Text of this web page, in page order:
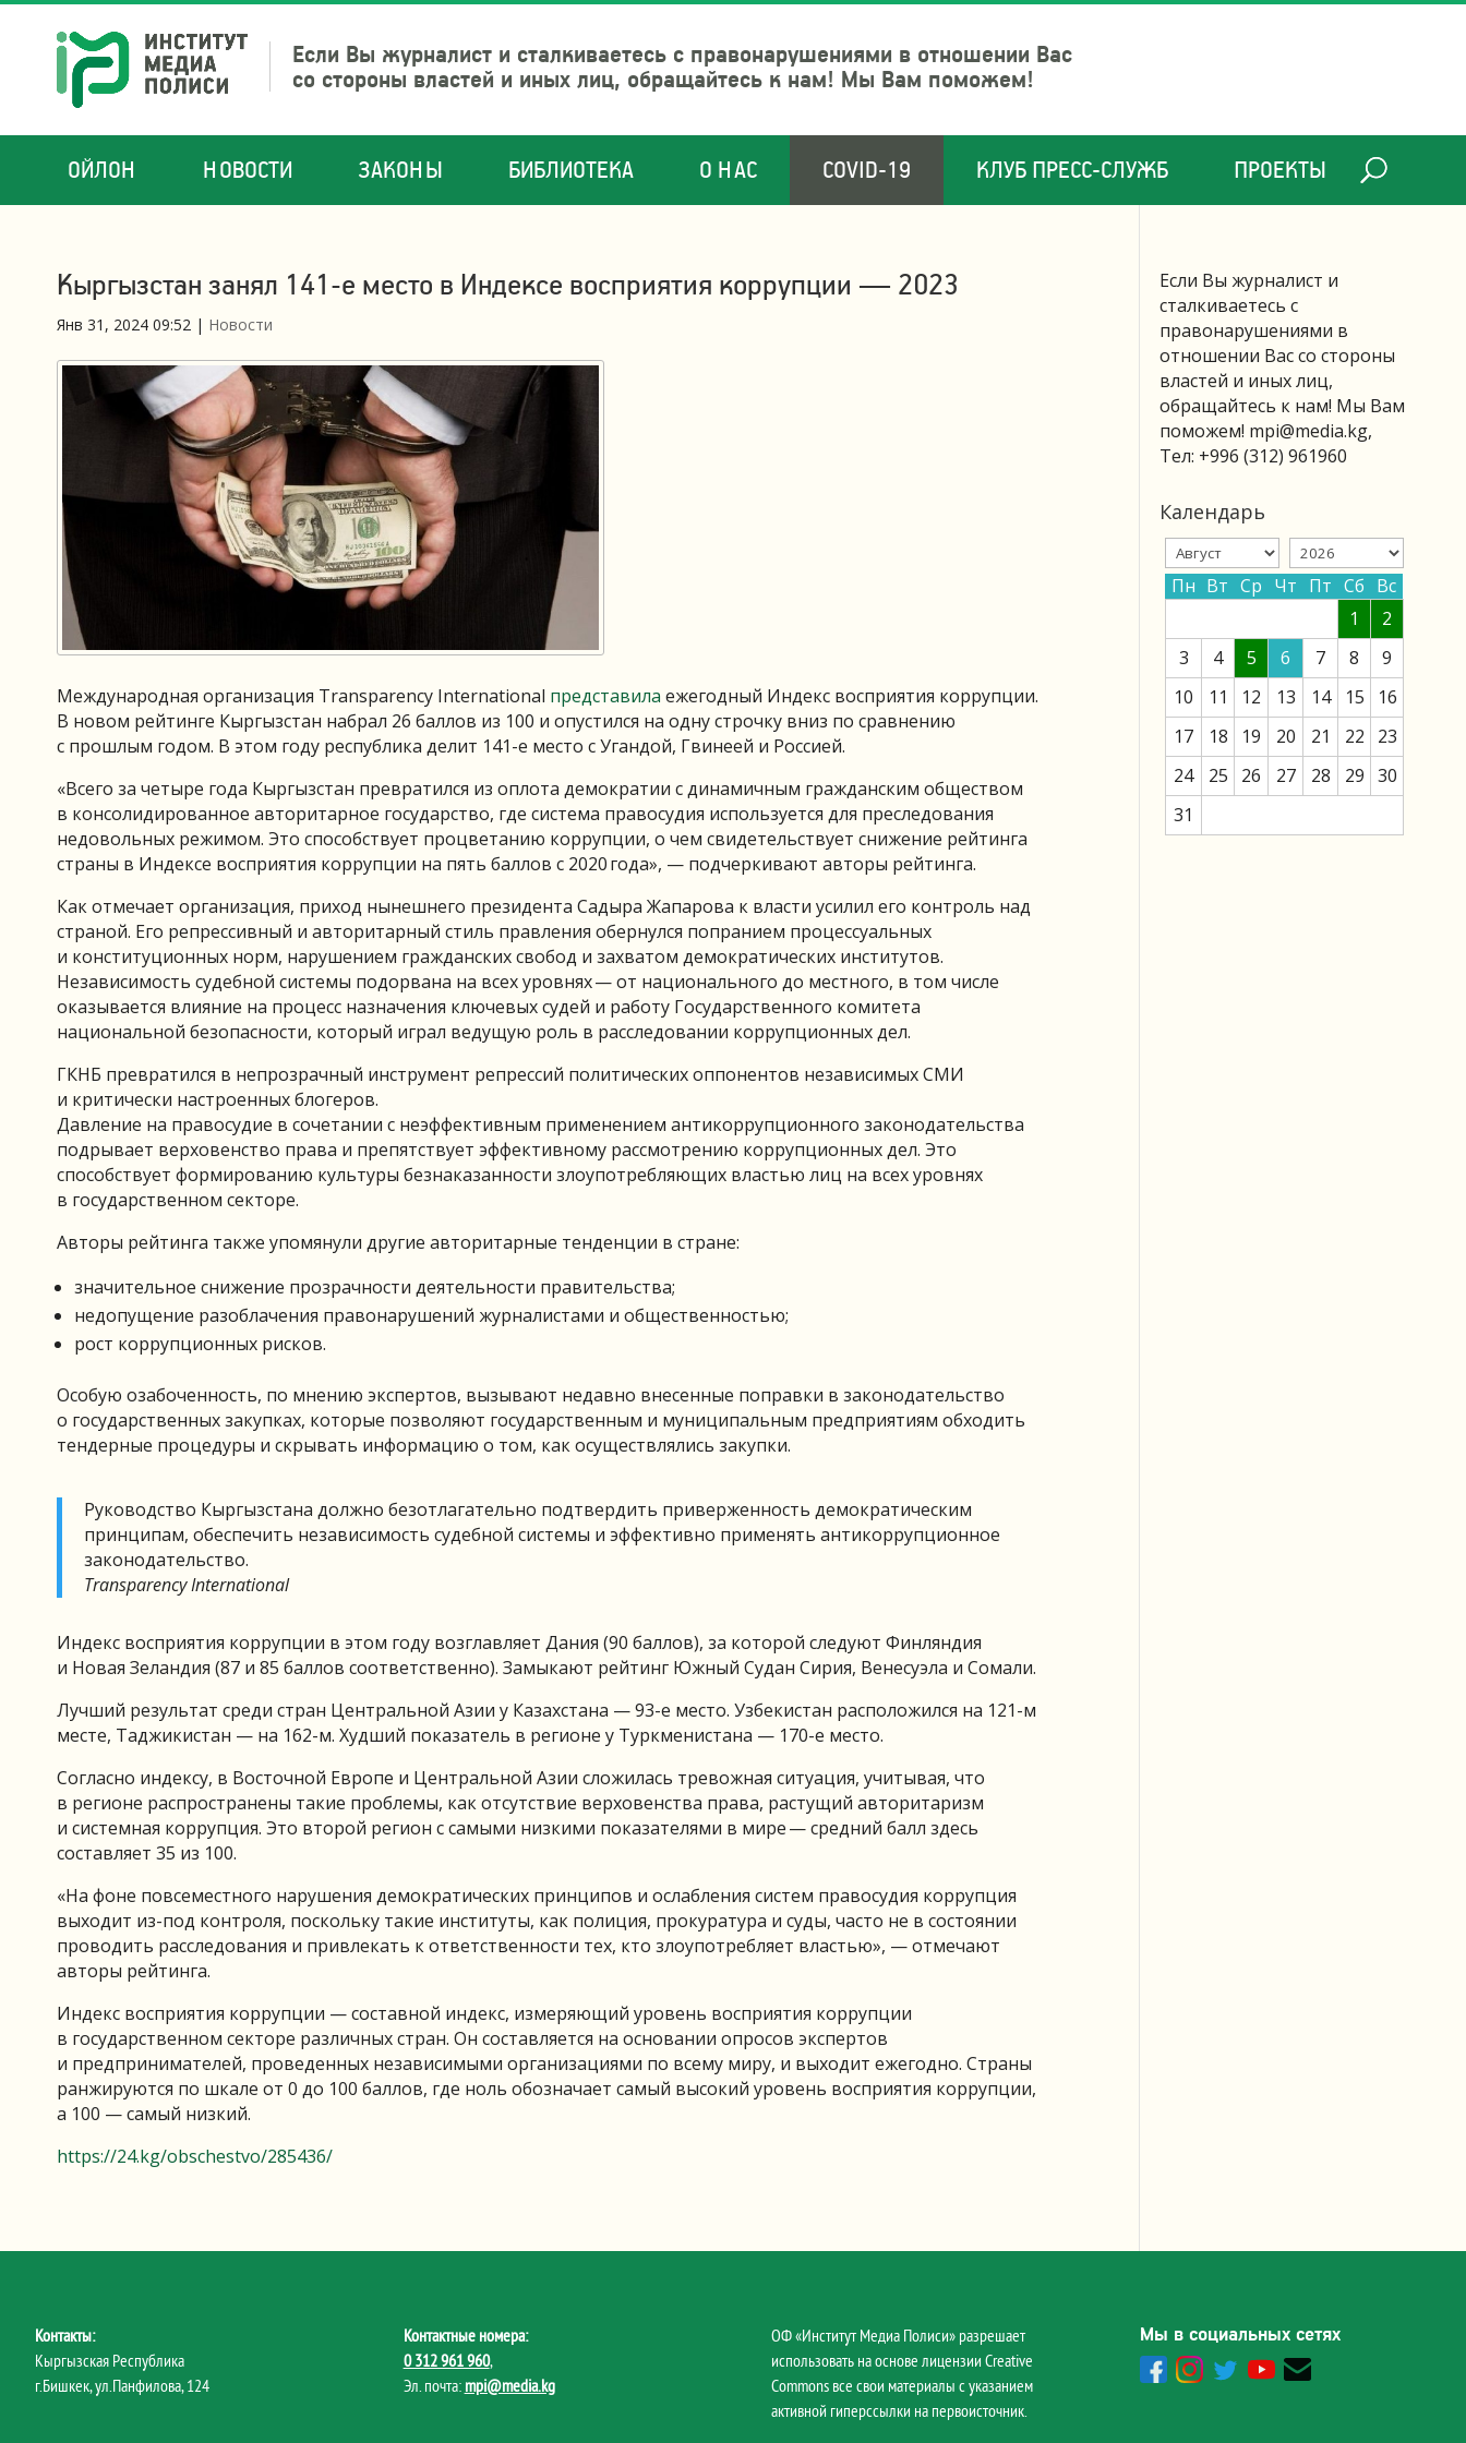
Если Вы журналист и сталкиваетесь с правонарушениями в отношении Вас
со стороны властей и иных лиц, обращайтесь к нам! Мы Вам поможем!
ОЙЛОН НОВОСТИ ЗАКОНЫ БИБЛИОТЕКА О НАС COVID-19 КЛУБ ПРЕСС-СЛУЖБ ПРОЕКТЫ
Кыргызстан занял 141-е место в Индексе восприятия коррупции — 2023
Янв 31, 2024 09:52 | Новости
Международная организация Transparency International представила ежегодный Индекс восприятия коррупции.
В новом рейтинге Кыргызстан набрал 26 баллов из 100 и опустился на одну строчку вниз по сравнению
с прошлым годом. В этом году республика делит 141-е место с Угандой, Гвинеей и Россией.
«Всего за четыре года Кыргызстан превратился из оплота демократии с динамичным гражданским обществом
в консолидированное авторитарное государство, где система правосудия используется для преследования
недовольных режимом. Это способствует процветанию коррупции, о чем свидетельствует снижение рейтинга
страны в Индексе восприятия коррупции на пять баллов с 2020 года», — подчеркивают авторы рейтинга.
Как отмечает организация, приход нынешнего президента Садыра Жапарова к власти усилил его контроль над
страной. Его репрессивный и авторитарный стиль правления обернулся попранием процессуальных
и конституционных норм, нарушением гражданских свобод и захватом демократических институтов.
Независимость судебной системы подорвана на всех уровнях — от национального до местного, в том числе
оказывается влияние на процесс назначения ключевых судей и работу Государственного комитета
национальной безопасности, который играл ведущую роль в расследовании коррупционных дел.
ГКНБ превратился в непрозрачный инструмент репрессий политических оппонентов независимых СМИ
и критически настроенных блогеров.
Давление на правосудие в сочетании с неэффективным применением антикоррупционного законодательства
подрывает верховенство права и препятствует эффективному рассмотрению коррупционных дел. Это
способствует формированию культуры безнаказанности злоупотребляющих властью лиц на всех уровнях
в государственном секторе.
Авторы рейтинга также упомянули другие авторитарные тенденции в стране:
значительное снижение прозрачности деятельности правительства;
недопущение разоблачения правонарушений журналистами и общественностью;
рост коррупционных рисков.
Особую озабоченность, по мнению экспертов, вызывают недавно внесенные поправки в законодательство
о государственных закупках, которые позволяют государственным и муниципальным предприятиям обходить
тендерные процедуры и скрывать информацию о том, как осуществлялись закупки.
Руководство Кыргызстана должно безотлагательно подтвердить приверженность демократическим
принципам, обеспечить независимость судебной системы и эффективно применять антикоррупционное
законодательство.
Transparency International
Индекс восприятия коррупции в этом году возглавляет Дания (90 баллов), за которой следуют Финляндия
и Новая Зеландия (87 и 85 баллов соответственно). Замыкают рейтинг Южный Судан Сирия, Венесуэла и Сомали.
Лучший результат среди стран Центральной Азии у Казахстана — 93-е место. Узбекистан расположился на 121-м
месте, Таджикистан — на 162-м. Худший показатель в регионе у Туркменистана — 170-е место.
Согласно индексу, в Восточной Европе и Центральной Азии сложилась тревожная ситуация, учитывая, что
в регионе распространены такие проблемы, как отсутствие верховенства права, растущий авторитаризм
и системная коррупция. Это второй регион с самыми низкими показателями в мире — средний балл здесь
составляет 35 из 100.
«На фоне повсеместного нарушения демократических принципов и ослабления систем правосудия коррупция
выходит из-под контроля, поскольку такие институты, как полиция, прокуратура и суды, часто не в состоянии
проводить расследования и привлекать к ответственности тех, кто злоупотребляет властью», — отмечают
авторы рейтинга.
Индекс восприятия коррупции — составной индекс, измеряющий уровень восприятия коррупции
в государственном секторе различных стран. Он составляется на основании опросов экспертов
и предпринимателей, проведенных независимыми организациями по всему миру, и выходит ежегодно. Страны
ранжируются по шкале от 0 до 100 баллов, где ноль обозначает самый высокий уровень восприятия коррупции,
а 100 — самый низкий.
https://24.kg/obschestvo/285436/
Если Вы журналист и
сталкиваетесь с
правонарушениями в
отношении Вас со стороны
властей и иных лиц,
обращайтесь к нам! Мы Вам
поможем! mpi@media.kg,
Тел: +996 (312) 961960
Календарь
Пн Вт Ср Чт Пт Сб Вс
1
2
3
4 5 6 7 8
9
10
11 12 13 14 15
16
17
18 19 20 21 22
23
24
25 26 27 28 29 30
31
Контакты:
Кыргызская Республика
г.Бишкек, ул.Панфилова, 124
Контактные номера:
0 312 961 960,
Эл. почта: mpi@media.kg
ОФ «Институт Медиа Полиси» разрешает
использовать на основе лицензии Creative
Commons все свои материалы с указанием
активной гиперссылки на первоисточник.
Мы в социальных сетях